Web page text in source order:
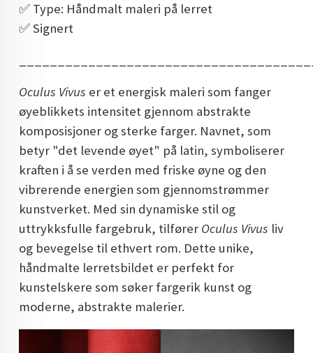
✅️ Type: Håndmalt maleri på lerret
✅️ Signert
Oculus Vivus er et energisk maleri som fanger
øyeblikkets intensitet gjennom abstrakte
komposisjoner og sterke farger. Navnet, som
betyr "det levende øyet" på latin, symboliserer
kraften i å se verden med friske øyne og den
vibrerende energien som gjennomstrømmer
kunstverket. Med sin dynamiske stil og
uttrykksfulle fargebruk, tilfører Oculus Vivus liv
og bevegelse til ethvert rom. Dette unike,
håndmalte lerretsbildet er perfekt for
kunstelskere som søker fargerik kunst og
moderne, abstrakte malerier.